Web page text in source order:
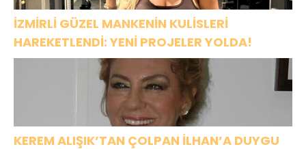
İZMİRLİ GÜZEL MANKENİN KULİSLERİ
HAREKETLENDİ: YENİ PROJELER YOLDA!
KEREM ALIŞIK’TAN ÇOLPAN İLHAN’A DUYGU